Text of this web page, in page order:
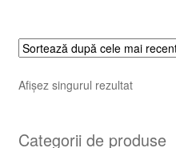
Afișez singurul rezultat
Categorii de produse